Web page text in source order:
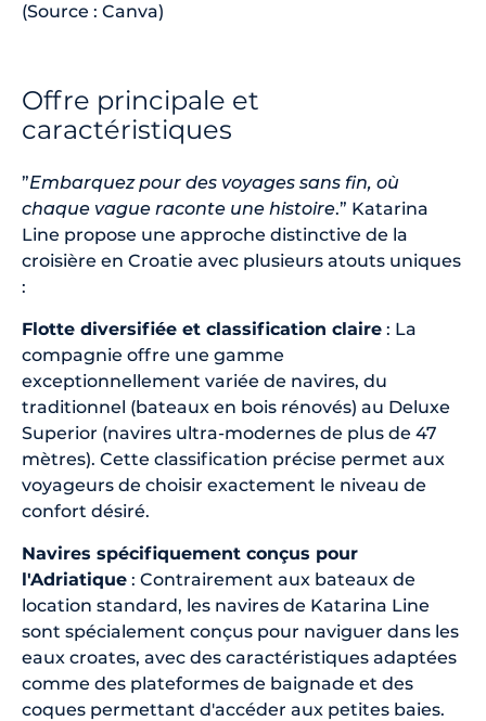
(Source : Canva)
Offre principale et
caractéristiques
”Embarquez pour des voyages sans fin, où
chaque vague raconte une histoire.” Katarina
Line propose une approche distinctive de la
croisière en Croatie avec plusieurs atouts uniques
:
Flotte diversifiée et classification claire : La
compagnie offre une gamme
exceptionnellement variée de navires, du
traditionnel (bateaux en bois rénovés) au Deluxe
Superior (navires ultra-modernes de plus de 47
mètres). Cette classification précise permet aux
voyageurs de choisir exactement le niveau de
confort désiré.
Navires spécifiquement conçus pour
l'Adriatique : Contrairement aux bateaux de
location standard, les navires de Katarina Line
sont spécialement conçus pour naviguer dans les
eaux croates, avec des caractéristiques adaptées
comme des plateformes de baignade et des
coques permettant d'accéder aux petites baies.